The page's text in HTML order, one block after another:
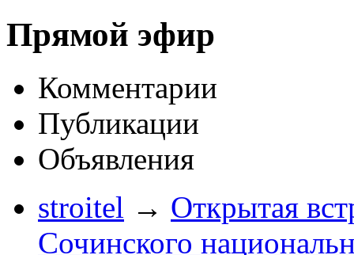
Прямой эфир
Комментарии
Публикации
Объявления
stroitel → Открытая
Сочинского